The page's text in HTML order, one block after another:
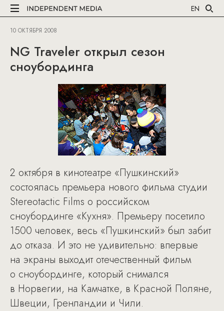
EN
10 ОКТЯБРЯ 2008
NG Traveler открыл сезон
сноубординга
2 октября в кинотеатре «Пушкинский»
состоялась премьера нового фильма студии
Stereotactic Films о российском
сноубординге «Кухня». Премьеру посетило
1500 человек, весь «Пушкинский» был забит
до отказа. И это не удивительно: впервые
на экраны выходит отечественный фильм
о сноубординге, который снимался
в Норвегии, на Камчатке, в Красной Поляне,
Швеции, Гренландии и Чили.